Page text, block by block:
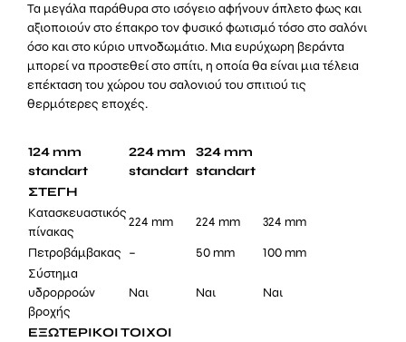
Τα μεγάλα παράθυρα στο ισόγειο αφήνουν άπλετο φως και
αξιοποιούν στο έπακρο τον φυσικό φωτισμό τόσο στο σαλόνι
όσο και στο κύριο υπνοδωμάτιο. Μια ευρύχωρη βεράντα
μπορεί να προστεθεί στο σπίτι, η οποία θα είναι μια τέλεια
επέκταση του χώρου του σαλονιού του σπιτιού τις
θερμότερες εποχές.
124 mm
standart
224 mm
standart
324 mm
standart
ΣΤΕΓΗ
Κατασκευαστικός
πίνακας
224 mm 224 mm
324 mm
Πετροβάμβακας – 50 mm
100 mm
Σύστημα
υδρορροών
βροχής
Ναι Ναι Ναι
ΕΞΩΤΕΡΙΚΟΙ ΤΟΙΧΟΙ